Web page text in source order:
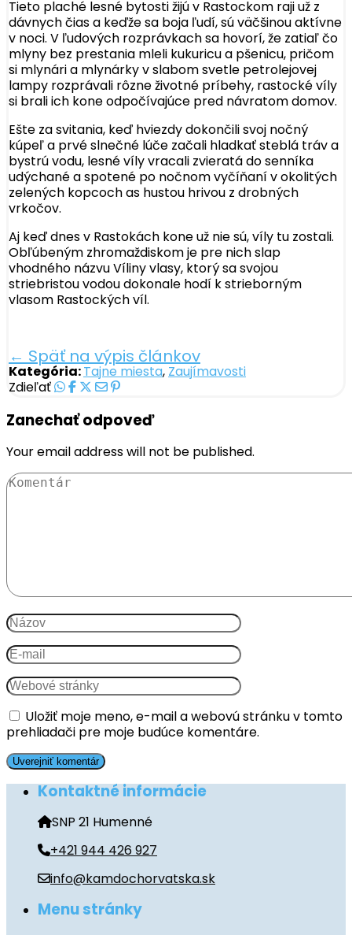
Tieto plaché lesné bytosti žijú v Rastockom raji už z
dávnych čias a keďže sa boja ľudí, sú väčšinou aktívne
v noci. V ľudových rozprávkach sa hovorí, že zatiaľ čo
mlyny bez prestania mleli kukuricu a pšenicu, pričom
si mlynári a mlynárky v slabom svetle petrolejovej
lampy rozprávali rôzne životné príbehy, rastocké víly
si brali ich kone odpočívajúce pred návratom domov.
Ešte za svitania, keď hviezdy dokončili svoj nočný
kúpeľ a prvé slnečné lúče začali hladkať steblá tráv a
bystrú vodu, lesné víly vracali zvieratá do senníka
udýchané a spotené po nočnom vyčíňaní v okolitých
zelených kopcoch as hustou hrivou z drobných
vrkočov.
Aj keď dnes v Rastokách kone už nie sú, víly tu zostali.
Obľúbeným zhromaždiskom je pre nich slap
vhodného názvu Víliny vlasy, ktorý sa svojou
striebristou vodou dokonale hodí k strieborným
vlasom Rastockých víl.
← Späť na výpis článkov
Kategória:Tajne miesta, Zaujímavosti
Zdieľať
Zanechať odpoveď
Your email address will not be published.
Uložiť moje meno, e-mail a webovú stránku v tomto
prehliadači pre moje budúce komentáre.
Kontaktné informácie
SNP 21 Humenné
+421 944 426 927
info@kamdochorvatska.sk
Menu stránky